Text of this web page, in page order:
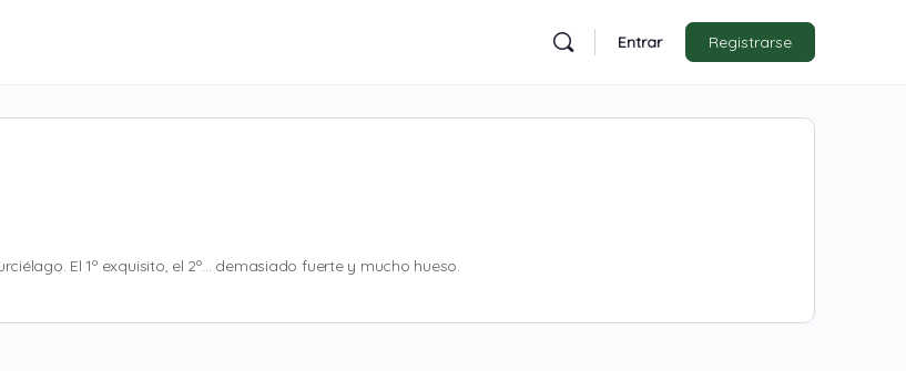
Entrar Registrarse
El 1º exquisito, el 2º… demasiado fuerte y mucho hueso.